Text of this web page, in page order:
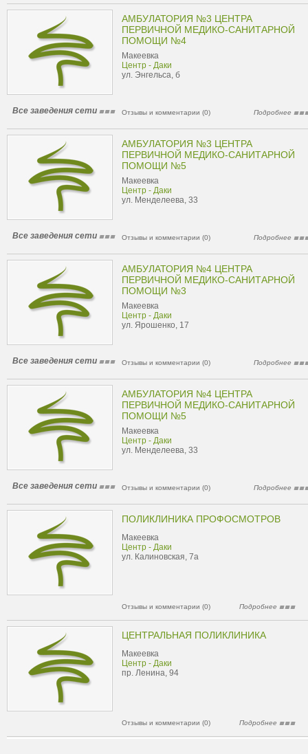
АМБУЛАТОРИЯ №3 ЦЕНТРА
ПЕРВИЧНОЙ МЕДИКО-САНИТАРНОЙ
ПОМОЩИ №4
Макеевка
Центр - Даки
ул. Энгельса, б
Все заведения сети Отзывы и комментарии (0) Подробнее
АМБУЛАТОРИЯ №3 ЦЕНТРА
ПЕРВИЧНОЙ МЕДИКО-САНИТАРНОЙ
ПОМОЩИ №5
Макеевка
Центр - Даки
ул. Менделеева, 33
Все заведения сети Отзывы и комментарии (0) Подробнее
АМБУЛАТОРИЯ №4 ЦЕНТРА
ПЕРВИЧНОЙ МЕДИКО-САНИТАРНОЙ
ПОМОЩИ №3
Макеевка
Центр - Даки
ул. Ярошенко, 17
Все заведения сети Отзывы и комментарии (0) Подробнее
АМБУЛАТОРИЯ №4 ЦЕНТРА
ПЕРВИЧНОЙ МЕДИКО-САНИТАРНОЙ
ПОМОЩИ №5
Макеевка
Центр - Даки
ул. Менделеева, 33
Все заведения сети Отзывы и комментарии (0) Подробнее
ПОЛИКЛИНИКА ПРОФОСМОТРОВ
Макеевка
Центр - Даки
ул. Калиновская, 7а
Отзывы и комментарии (0) Подробнее
ЦЕНТРАЛЬНАЯ ПОЛИКЛИНИКА
Макеевка
Центр - Даки
пр. Ленина, 94
Отзывы и комментарии (0) Подробнее